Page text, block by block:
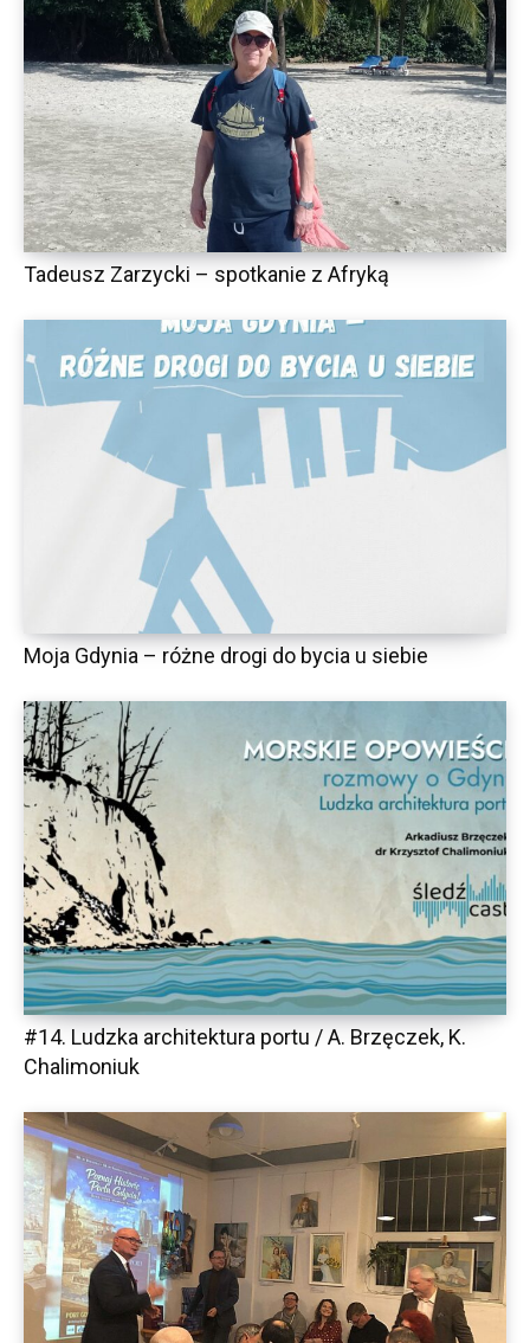
Tadeusz Zarzycki – spotkanie z Afryką
Moja Gdynia – różne drogi do bycia u siebie
#14. Ludzka architektura portu / A. Brzęczek, K.
Chalimoniuk